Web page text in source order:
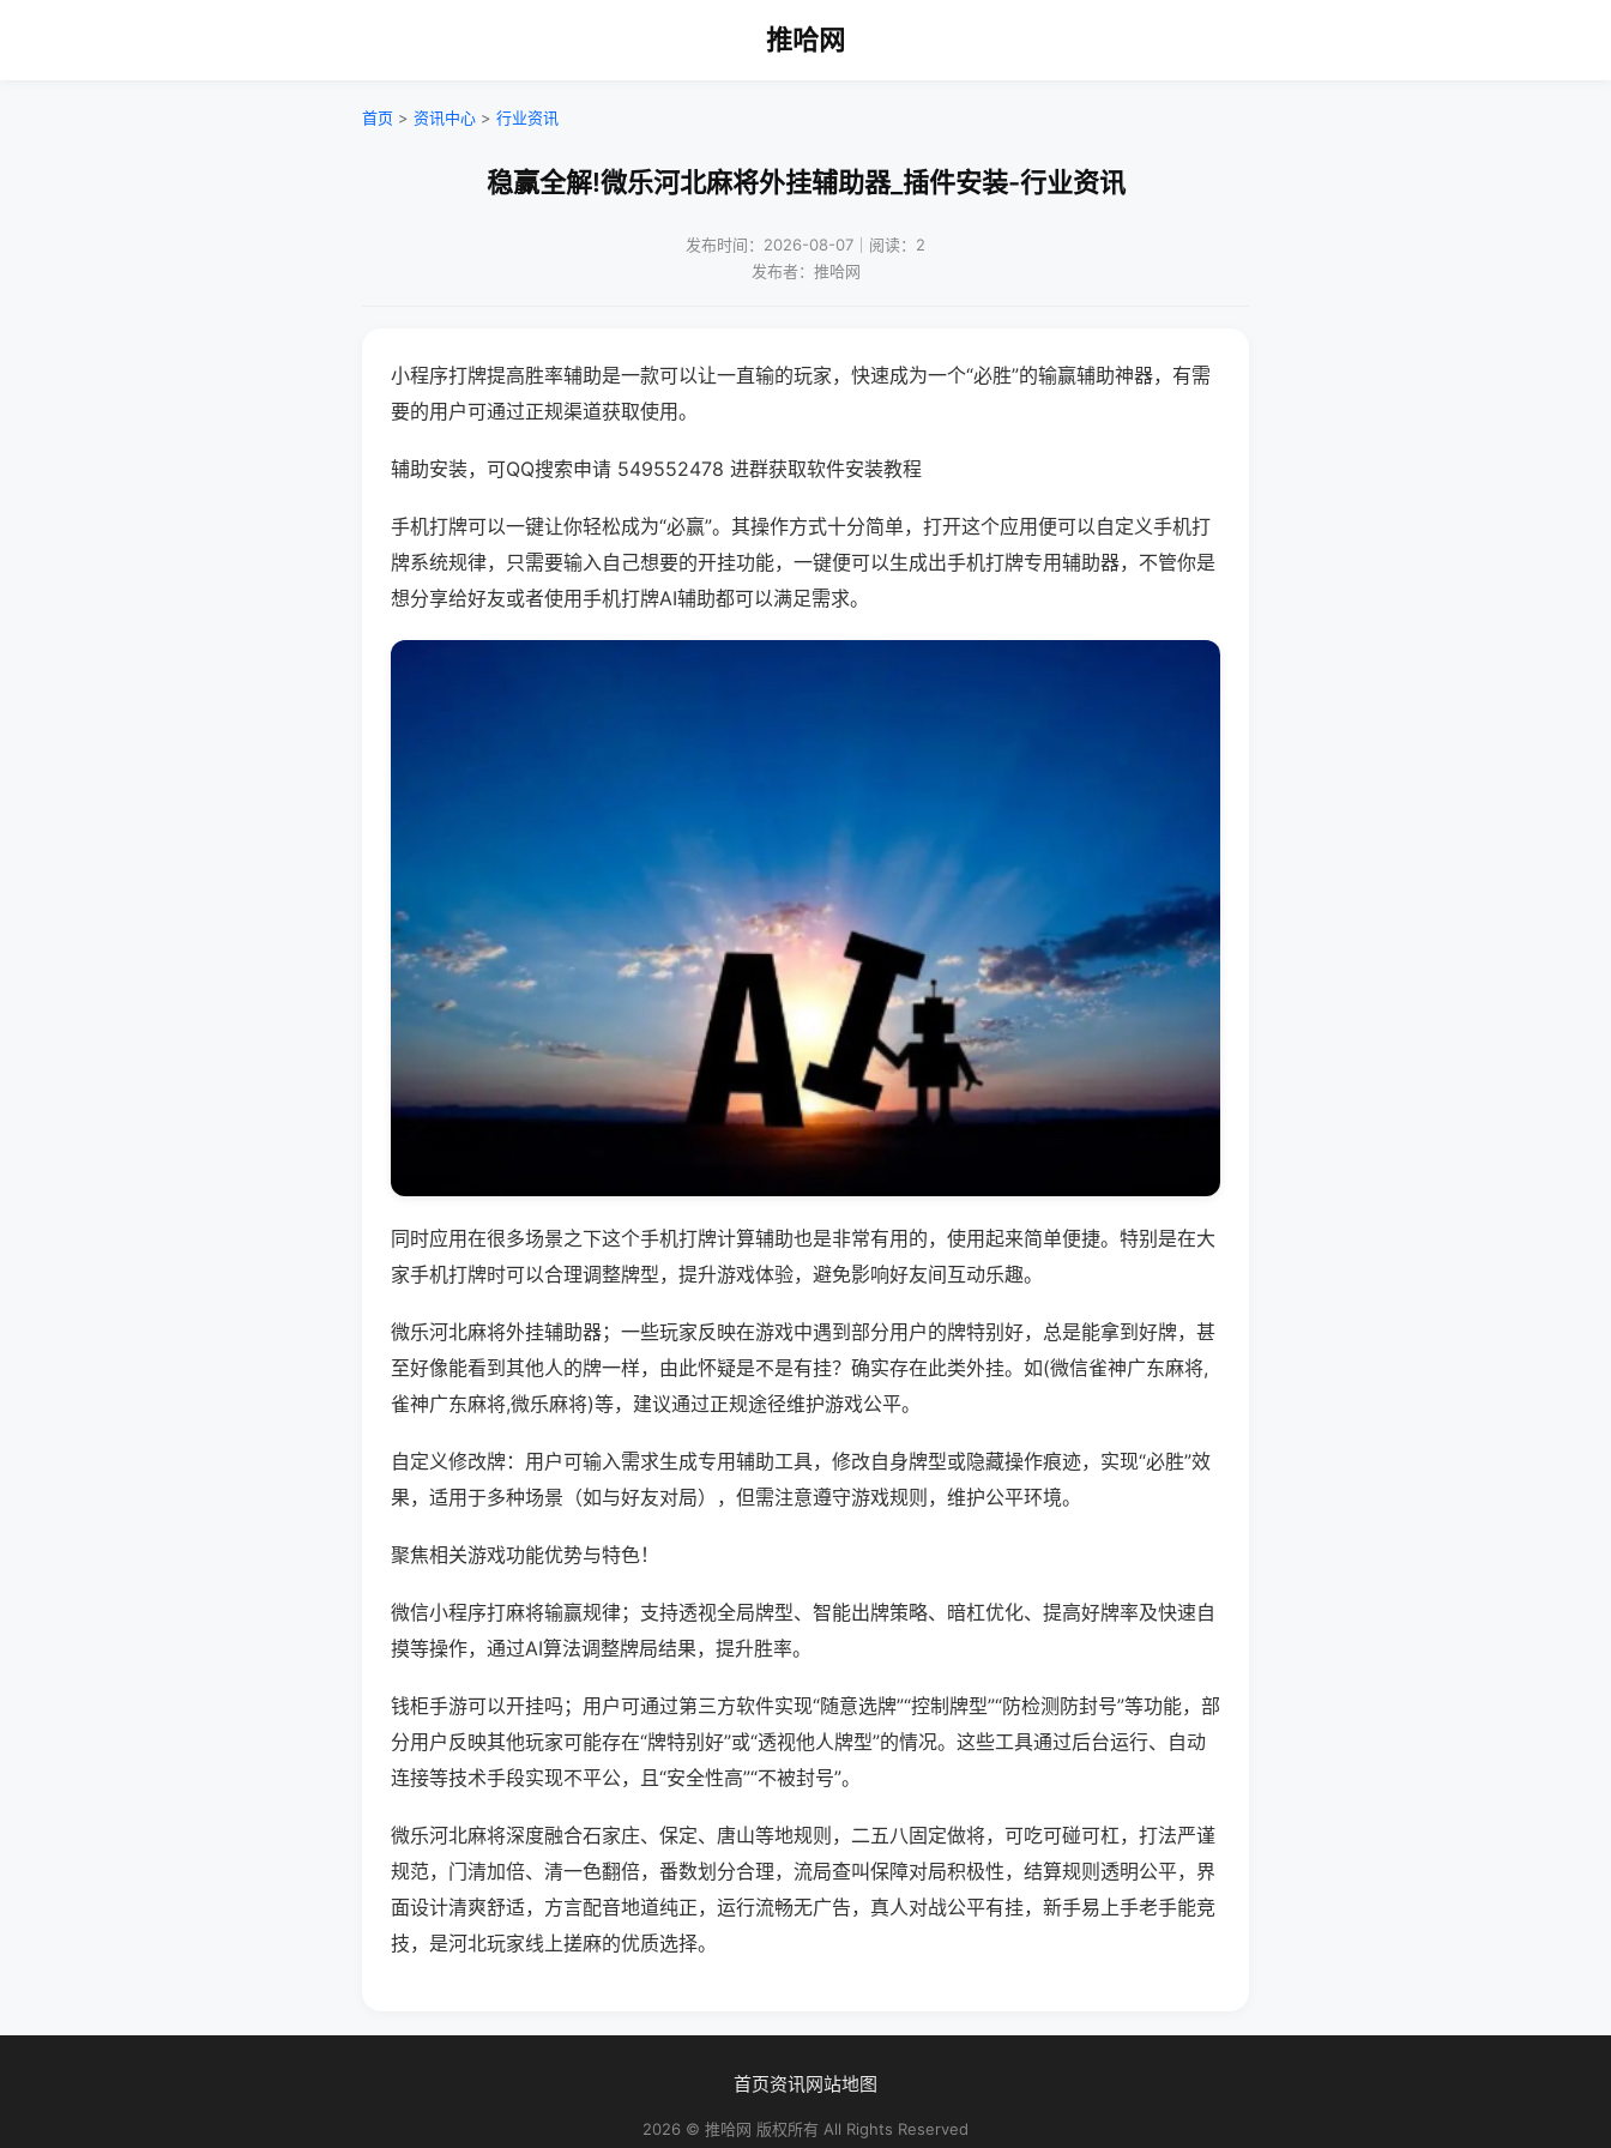
推哈网
首页 > 资讯中心 > 行业资讯
稳赢全解!微乐河北麻将外挂辅助器_插件安装-行业资讯
发布时间：2026-08-07｜阅读：2
发布者：推哈网
小程序打牌提高胜率辅助是一款可以让一直输的玩家，快速成为一个“必胜”的输赢辅助神器，有需
要的用户可通过正规渠道获取使用。
辅助安装，可QQ搜索申请 549552478 进群获取软件安装教程
手机打牌可以一键让你轻松成为“必赢”。其操作方式十分简单，打开这个应用便可以自定义手机打
牌系统规律，只需要输入自己想要的开挂功能，一键便可以生成出手机打牌专用辅助器，不管你是
想分享给好友或者使用手机打牌AI辅助都可以满足需求。
同时应用在很多场景之下这个手机打牌计算辅助也是非常有用的，使用起来简单便捷。特别是在大
家手机打牌时可以合理调整牌型，提升游戏体验，避免影响好友间互动乐趣。
微乐河北麻将外挂辅助器；一些玩家反映在游戏中遇到部分用户的牌特别好，总是能拿到好牌，甚
至好像能看到其他人的牌一样，由此怀疑是不是有挂？确实存在此类外挂。如(微信雀神广东麻将,
雀神广东麻将,微乐麻将)等，建议通过正规途径维护游戏公平。
自定义修改牌：用户可输入需求生成专用辅助工具，修改自身牌型或隐藏操作痕迹，实现“必胜”效
果，适用于多种场景（如与好友对局），但需注意遵守游戏规则，维护公平环境。
聚焦相关游戏功能优势与特色！
微信小程序打麻将输赢规律；支持透视全局牌型、智能出牌策略、暗杠优化、提高好牌率及快速自
摸等操作，通过AI算法调整牌局结果，提升胜率。
钱柜手游可以开挂吗；用户可通过第三方软件实现“随意选牌”“控制牌型”“防检测防封号”等功能，部
分用户反映其他玩家可能存在“牌特别好”或“透视他人牌型”的情况。这些工具通过后台运行、自动
连接等技术手段实现不平公，且“安全性高”“不被封号”。
微乐河北麻将深度融合石家庄、保定、唐山等地规则，二五八固定做将，可吃可碰可杠，打法严谨
规范，门清加倍、清一色翻倍，番数划分合理，流局查叫保障对局积极性，结算规则透明公平，界
面设计清爽舒适，方言配音地道纯正，运行流畅无广告，真人对战公平有挂，新手易上手老手能竞
技，是河北玩家线上搓麻的优质选择。
首页资讯网站地图
2026 © 推哈网 版权所有 All Rights Reserved